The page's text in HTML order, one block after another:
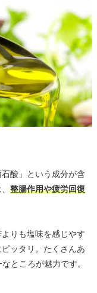
酸」という成分が含
整腸作用や疲労回復
りも塩味を感じやす
ッタリ。たくさんあ
ところが魅力です。